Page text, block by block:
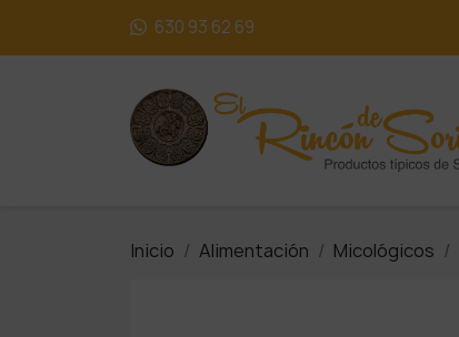
630 93 62 69
Inicio Alimentación Micológicos